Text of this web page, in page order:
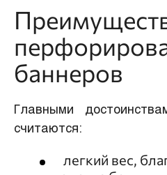
баннеров
Главными
считаются:
легкий вес,